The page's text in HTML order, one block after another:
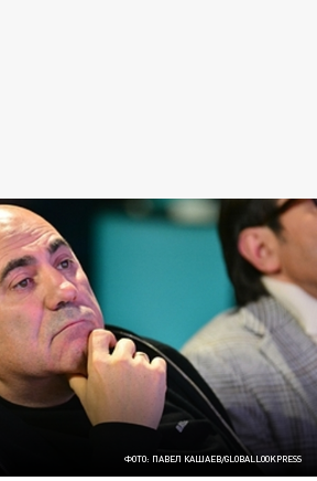
ФОТО: ПАВЕЛ КАШАЕВ/GLOBALLOOKPRESS